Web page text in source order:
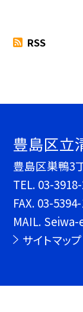
RSS
豊島区立
豊島区巣鴨3
TEL. 03-
FAX. 03-
MAIL.
サイトマップ